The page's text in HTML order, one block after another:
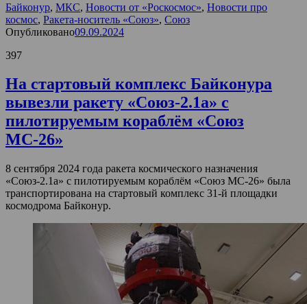
Байконур, МКС, Новости от «Роскосмос», Новости про
космос, Ракета-носитель «Союз», Союз
Опубликовано09.09.2024
397
На стартовый комплекс Байконура
вывезли ракету «Союз-2.1а» с
пилотируемым кораблём «Союз
МС-26»
8 сентября 2024 года ракета космического назначения
«Союз-2.1а» с пилотируемым кораблём «Союз МС-26» была
транспортирована на стартовый комплекс 31-й площадки
космодрома Байконур.